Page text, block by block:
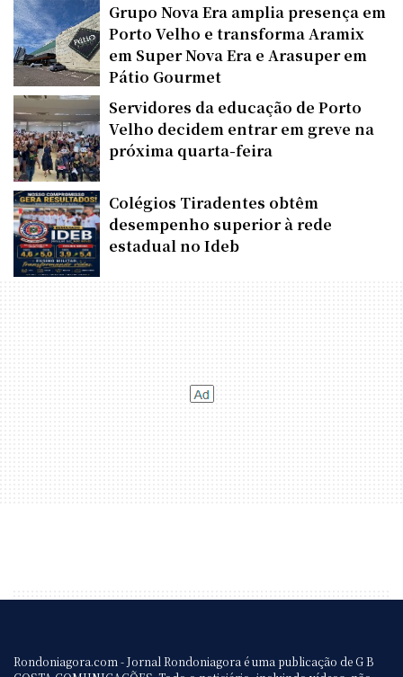
Grupo Nova Era amplia presença em
Porto Velho e transforma Aramix
em Super Nova Era e Arasuper em
Pátio Gourmet
Servidores da educação de Porto
Velho decidem entrar em greve na
próxima quarta-feira
Colégios Tiradentes obtêm
desempenho superior à rede
estadual no Ideb
Rondoniagora.com - Jornal Rondoniagora é uma publicação de G B